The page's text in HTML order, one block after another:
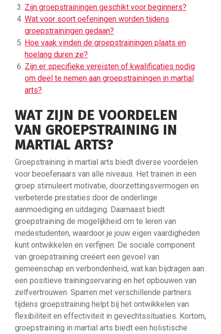
Zijn groepstrainingen geschikt voor beginners?
Wat voor soort oefeningen worden tijdens
groepstrainingen gedaan?
Hoe vaak vinden de groepstrainingen plaats en
hoelang duren ze?
Zijn er specifieke vereisten of kwalificaties nodig
om deel te nemen aan groepstrainingen in martial
arts?
WAT ZIJN DE VOORDELEN
VAN GROEPSTRAINING IN
MARTIAL ARTS?
Groepstraining in martial arts biedt diverse voordelen
voor beoefenaars van alle niveaus. Het trainen in een
groep stimuleert motivatie, doorzettingsvermogen en
verbeterde prestaties door de onderlinge
aanmoediging en uitdaging. Daarnaast biedt
groepstraining de mogelijkheid om te leren van
medestudenten, waardoor je jouw eigen vaardigheden
kunt ontwikkelen en verfijnen. De sociale component
van groepstraining creëert een gevoel van
gemeenschap en verbondenheid, wat kan bijdragen aan
een positieve trainingservaring en het opbouwen van
zelfvertrouwen. Sparren met verschillende partners
tijdens groepstraining helpt bij het ontwikkelen van
flexibiliteit en effectiviteit in gevechtssituaties. Kortom,
groepstraining in martial arts biedt een holistische